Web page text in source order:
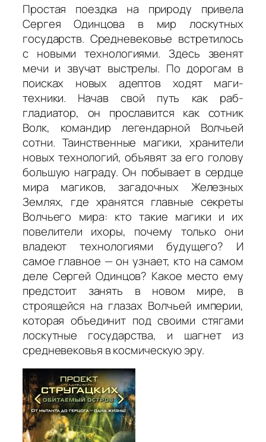
Простая поездка на природу привела
Сергея Одинцова в мир лоскутных
государств. Средневековье встретилось
с новыми технологиями. Здесь звенят
мечи и звучат выстрелы. По дорогам в
поисках новых адептов ходят маги-
техники. Начав свой путь как раб-
гладиатор, он прославится как сотник
Волк, командир легендарной Волчьей
сотни. Таинственные магики, хранители
новых технологий, объявят за его голову
большую награду. Он побывает в сердце
мира магиков, загадочных Железных
Землях, где хранятся главные секреты
Волчьего мира: кто такие магики и их
повелители ихоры, почему только они
владеют технологиями будущего? И
самое главное — он узнает, кто на самом
деле Сергей Одинцов? Какое место ему
предстоит занять в новом мире, в
строящейся на глазах Волчьей империи,
которая объединит под своими стягами
лоскутные государства, и шагнет из
средневековья в космическую эру.